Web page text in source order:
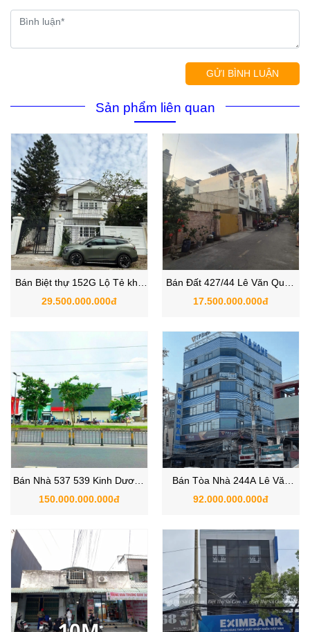
GỬI BÌNH LUẬN
Sản phẩm liên quan
Bán Biệt thự 152G Lộ Tẻ khu
dân cư phía bắc kênh Lương
29.500.000.000đ
Bán Đất 427/44 Lê Văn Quới,
Bình Tân, Phường Bình Trị
17.500.000.000đ
Bán Nhà 537 539 Kinh Dương
Vương, Phường An Lạc, Bình
150.000.000.000đ
Bán Tòa Nhà 244A Lê Văn
Quới, Phường Bình Hưng Hòa,
92.000.000.000đ